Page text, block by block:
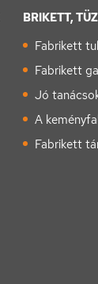
BRIKETT,
Fabrikett
Fabrikett
Jó
A
Fabrikett